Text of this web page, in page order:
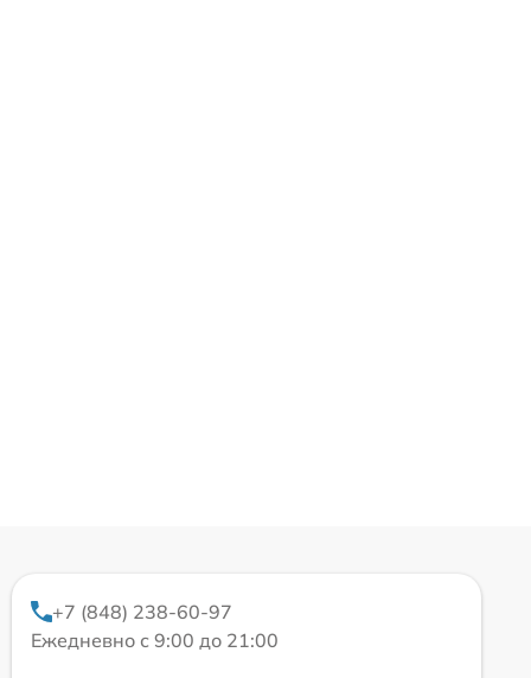
+7 (848) 238-60-97
Ежедневно с 9:00 до 21:00